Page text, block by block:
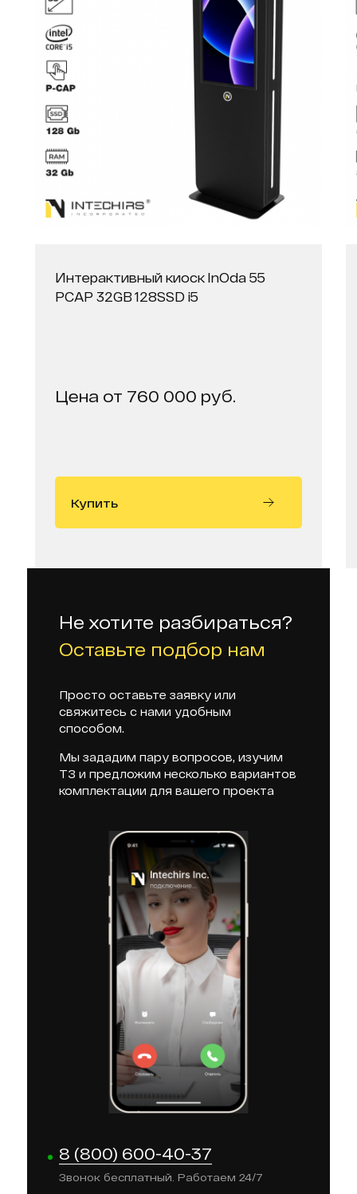
Интерактивный киоск InOda 55
PCAP 32GB 128SSD i5
Цена от 760 000 руб.
Купить
Не хотите разбираться?
Оставьте подбор нам
Просто оставьте заявку или
свяжитесь с нами удобным
способом.
Мы зададим пару вопросов, изучим
ТЗ и предложим несколько вариантов
комплектации для вашего проекта
8 (800) 600-40-37
Звонок бесплатный. Работаем 24/7